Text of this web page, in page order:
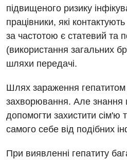
Дієтологія
Кардіологія
Кардіохірургія
Мамологія
Медична психологія
Неврологія
Нейрохірургія
підвищеного ризику
працівники, які
за частотою є статевий та
(використання загальних
шляхи передачі.
Шлях зараження гепатитом
захворювання. Але знання
допомогти захистити сім'ю
самого себе від подібних
При виявленні гепатиту